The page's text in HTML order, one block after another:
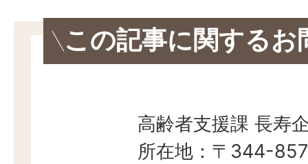
この記事に関するお
高齢者支援課 長寿
所在地：〒344-